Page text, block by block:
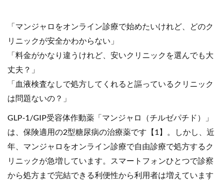
「マンジャロをオンライン診療で始めたいけれど、どのク
リニックが安全かわからない」
「料金がかなり違うけれど、安いクリニックを選んでも大
丈夫？」
「血液検査なしで処方してくれると謳っているクリニック
は問題ないの？」
GLP-1/GIP受容体作動薬「マンジャロ（チルゼパチド）」
は、保険適用の2型糖尿病の治療薬です【1】。しかし、近
年、マンジャロをオンライン診療で自由診療で処方するク
リニックが急増しています。スマートフォンひとつで診察
から処方まで完結できる利便性から利用者は増えています